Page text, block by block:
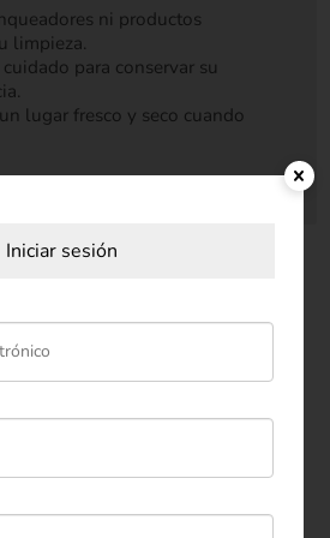
ni productos
limpieza.
para conservar su
lugar fresco y seco cuando
relacionados
Iniciar sesión